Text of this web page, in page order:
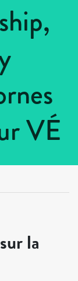
VÉ
la